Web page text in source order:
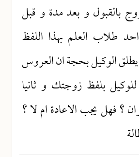
بالقبول و بعد مدة و قبل
طلاب العلم بهذا اللفظ
يطلق الوكيل بحجة ان العروس
بلفظ زوجتك و ثانيا
؟ فهل يجب الاعادة ام لا ؟